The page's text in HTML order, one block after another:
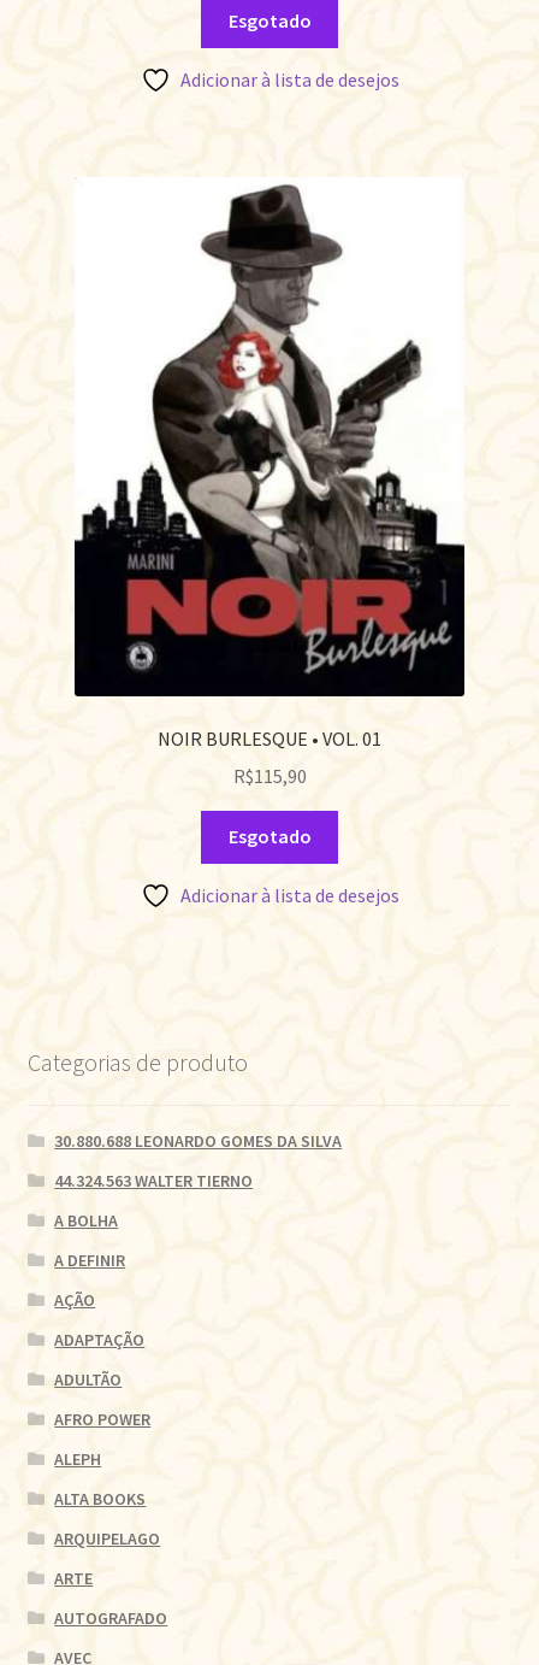
Esgotado
Adicionar à lista de desejos
NOIR BURLESQUE • VOL. 01
R$115,90
Esgotado
Adicionar à lista de desejos
Categorias de produto
30.880.688 LEONARDO GOMES DA SILVA
44.324.563 WALTER TIERNO
A BOLHA
A DEFINIR
AÇÃO
ADAPTAÇÃO
ADULTÃO
AFRO POWER
ALEPH
ALTA BOOKS
ARQUIPELAGO
ARTE
AUTOGRAFADO
AVEC